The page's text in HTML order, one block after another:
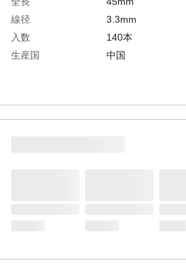
線径
3.3mm
入数
140本
生産国
中国